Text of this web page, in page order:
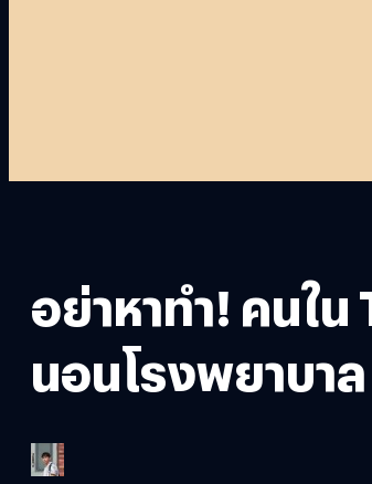
อย่าหาทำ! คนใน
นอนโรงพยาบาล